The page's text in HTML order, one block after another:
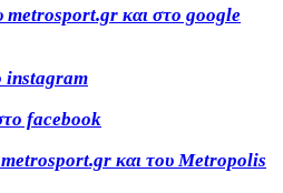
metrosport.gr και στο google
instagram
facebook
metrosport.gr και του Metropolis